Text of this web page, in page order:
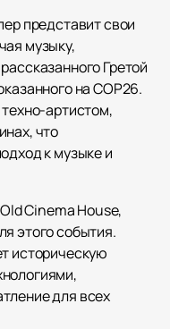
представит свои
музыку,
Гретой
на COP26.
артистом,
что
к музыке и
Cinema House,
этого события.
историческую
для всех